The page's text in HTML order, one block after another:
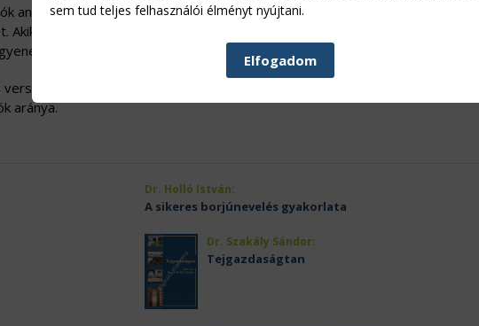
anyagi támogatást is kapnak a szerződések megkötéséhez, ami a gazdaság
a tervezésben és az adatlapok kitöltésében elakadnak, azoknak a
tanácsot adnak, s ha szükséges, elkészítik és benyújtják a pályázatokat.
jelenthet a magyar gazdák számára, mert az unióban sem éri el
aránya.
Dr. Holló István:
A sikeres borjúnevelés gyakorlata
Dr. Szakály Sándor:
Tejgazdaságtan
sem tud teljes felhasználói élményt nyújtani.
Elfogadom